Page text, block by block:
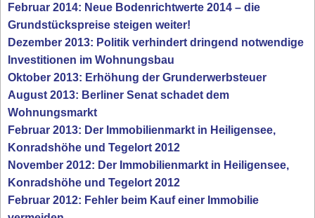
Februar 2014: Neue Bodenrichtwerte 2014 – die
Grundstückspreise steigen weiter!
Dezember 2013: Politik verhindert dringend notwendige
Investitionen im Wohnungsbau
Oktober 2013: Erhöhung der Grunderwerbsteuer
August 2013: Berliner Senat schadet dem
Wohnungsmarkt
Februar 2013: Der Immobilienmarkt in Heiligensee,
Konradshöhe und Tegelort 2012
November 2012: Der Immobilienmarkt in Heiligensee,
Konradshöhe und Tegelort 2012
Februar 2012: Fehler beim Kauf einer Immobilie